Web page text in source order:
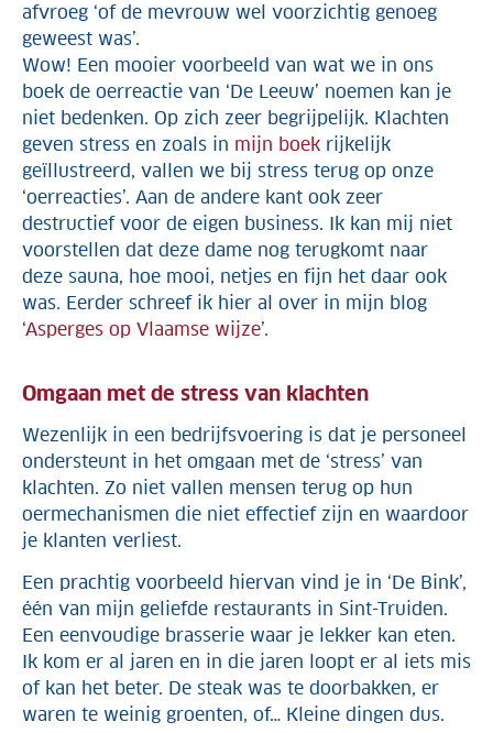
afvroeg ‘of de mevrouw wel voorzichtig genoeg
geweest was’.
Wow! Een mooier voorbeeld van wat we in ons
boek de oerreactie van ‘De Leeuw’ noemen kan je
niet bedenken. Op zich zeer begrijpelijk. Klachten
geven stress en zoals in mijn boek rijkelijk
geïllustreerd, vallen we bij stress terug op onze
‘oerreacties’. Aan de andere kant ook zeer
destructief voor de eigen business. Ik kan mij niet
voorstellen dat deze dame nog terugkomt naar
deze sauna, hoe mooi, netjes en fijn het daar ook
was. Eerder schreef ik hier al over in mijn blog
‘Asperges op Vlaamse wijze’.
Omgaan met de stress van klachten
Wezenlijk in een bedrijfsvoering is dat je personeel
ondersteunt in het omgaan met de ‘stress’ van
klachten. Zo niet vallen mensen terug op hun
oermechanismen die niet effectief zijn en waardoor
je klanten verliest.
Een prachtig voorbeeld hiervan vind je in ‘De Bink’,
één van mijn geliefde restaurants in Sint-Truiden.
Een eenvoudige brasserie waar je lekker kan eten.
Ik kom er al jaren en in die jaren loopt er al iets mis
of kan het beter. De steak was te doorbakken, er
waren te weinig groenten, of… Kleine dingen dus.